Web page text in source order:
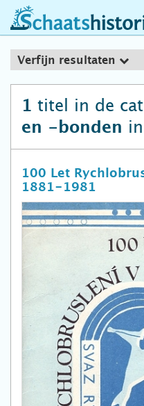
schaatshistorie.nl
Verfijn resultaten
1 titel in de
en -bonden
100 Let
1881-1981